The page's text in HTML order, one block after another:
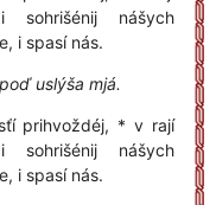
sohrišénij nášych
i spasí nás.
uslýša mjá.
prihvoždéj, * v rají
sohrišénij nášych
i spasí nás.